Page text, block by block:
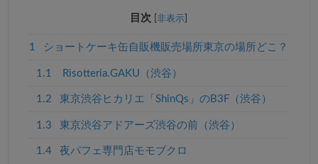
目次 [非表示
1 ショートケーキ缶自販機販売場所東京の場所どこ？
1.1 Risotteria.GAKU（渋谷）
1.2 東京渋谷ヒカリエ「ShinQs」のB3F（渋谷）
1.3 東京渋谷アドアーズ渋谷の前（渋谷）
1.4 夜パフェ専門店モモブクロ